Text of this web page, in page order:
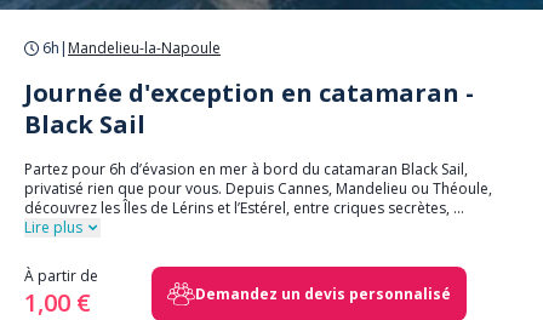
6h | Mandelieu-la-Napoule
Journée d'exception en catamaran -
Black Sail
Partez pour 6h d’évasion en mer à bord du catamaran Black Sail,
privatisé rien que pour vous. Depuis Cannes, Mandelieu ou Théoule,
découvrez les Îles de Lérins et l’Estérel, entre criques secrètes, ...
Lire plus
À partir de
1,00 € Demandez un devis personnalisé